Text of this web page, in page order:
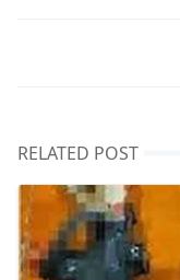
RELATED POST